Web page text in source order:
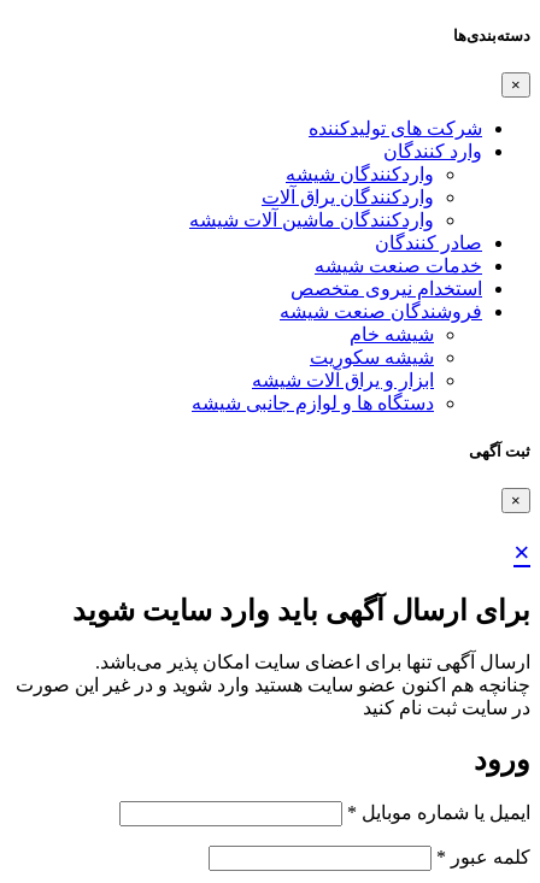
دسته‌بندی‌ها
×
شرکت های تولیدکننده
وارد کنندگان
واردکنندگان شیشه
واردکنندگان یراق آلات
واردکنندگان ماشین آلات شیشه
صادر کنندگان
خدمات صنعت شیشه
استخدام نیروی متخصص
فروشندگان صنعت شیشه
شیشه خام
شیشه سکوریت
ابزار و یراق آلات شیشه
دستگاه ها و لوازم جانبی شیشه
ثبت آگهی
×
×
برای ارسال آگهی باید وارد سایت شوید
ارسال آگهی تنها برای اعضای سایت امکان پذیر می‌باشد.
چنانچه هم‌ اکنون عضو سایت هستید وارد شوید و در غیر این صورت
در سایت ثبت نام کنید
ورود
ایمیل یا شماره موبایل *
کلمه عبور *